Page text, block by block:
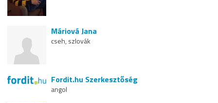
Máriová Jana
cseh, szlovák
Fordit.hu Szerkesztőség
angol